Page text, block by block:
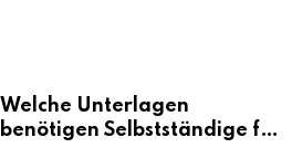
Welche Unterlagen
benötigen Selbstständige für